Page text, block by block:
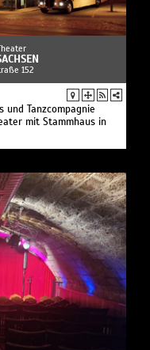
152
und Tanzcompagnie
mit Stammhaus in